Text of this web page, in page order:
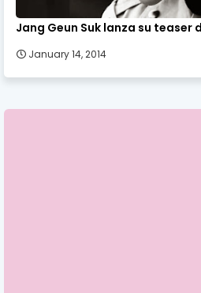
Jang Geun Suk lanza su teaser
January 14, 2014